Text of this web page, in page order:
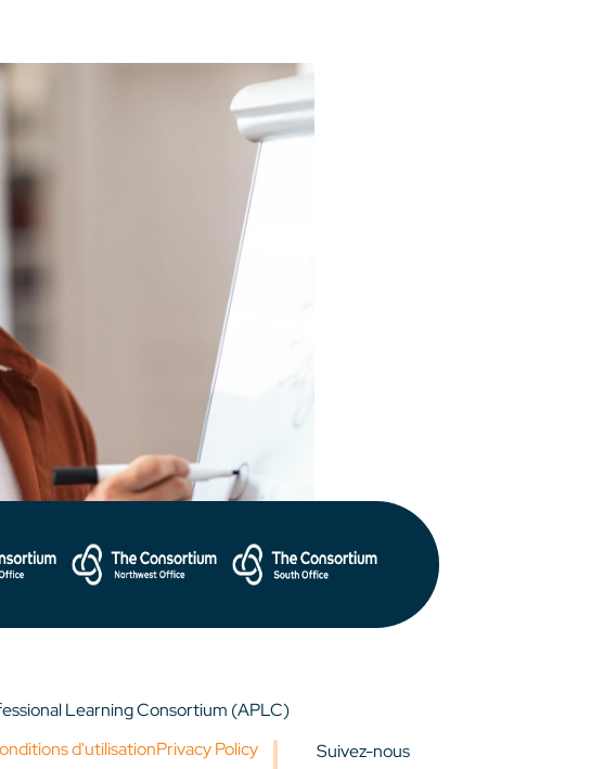
Learning Consortium (APLC)
d'utilisationPrivacy Policy Suivez-nous